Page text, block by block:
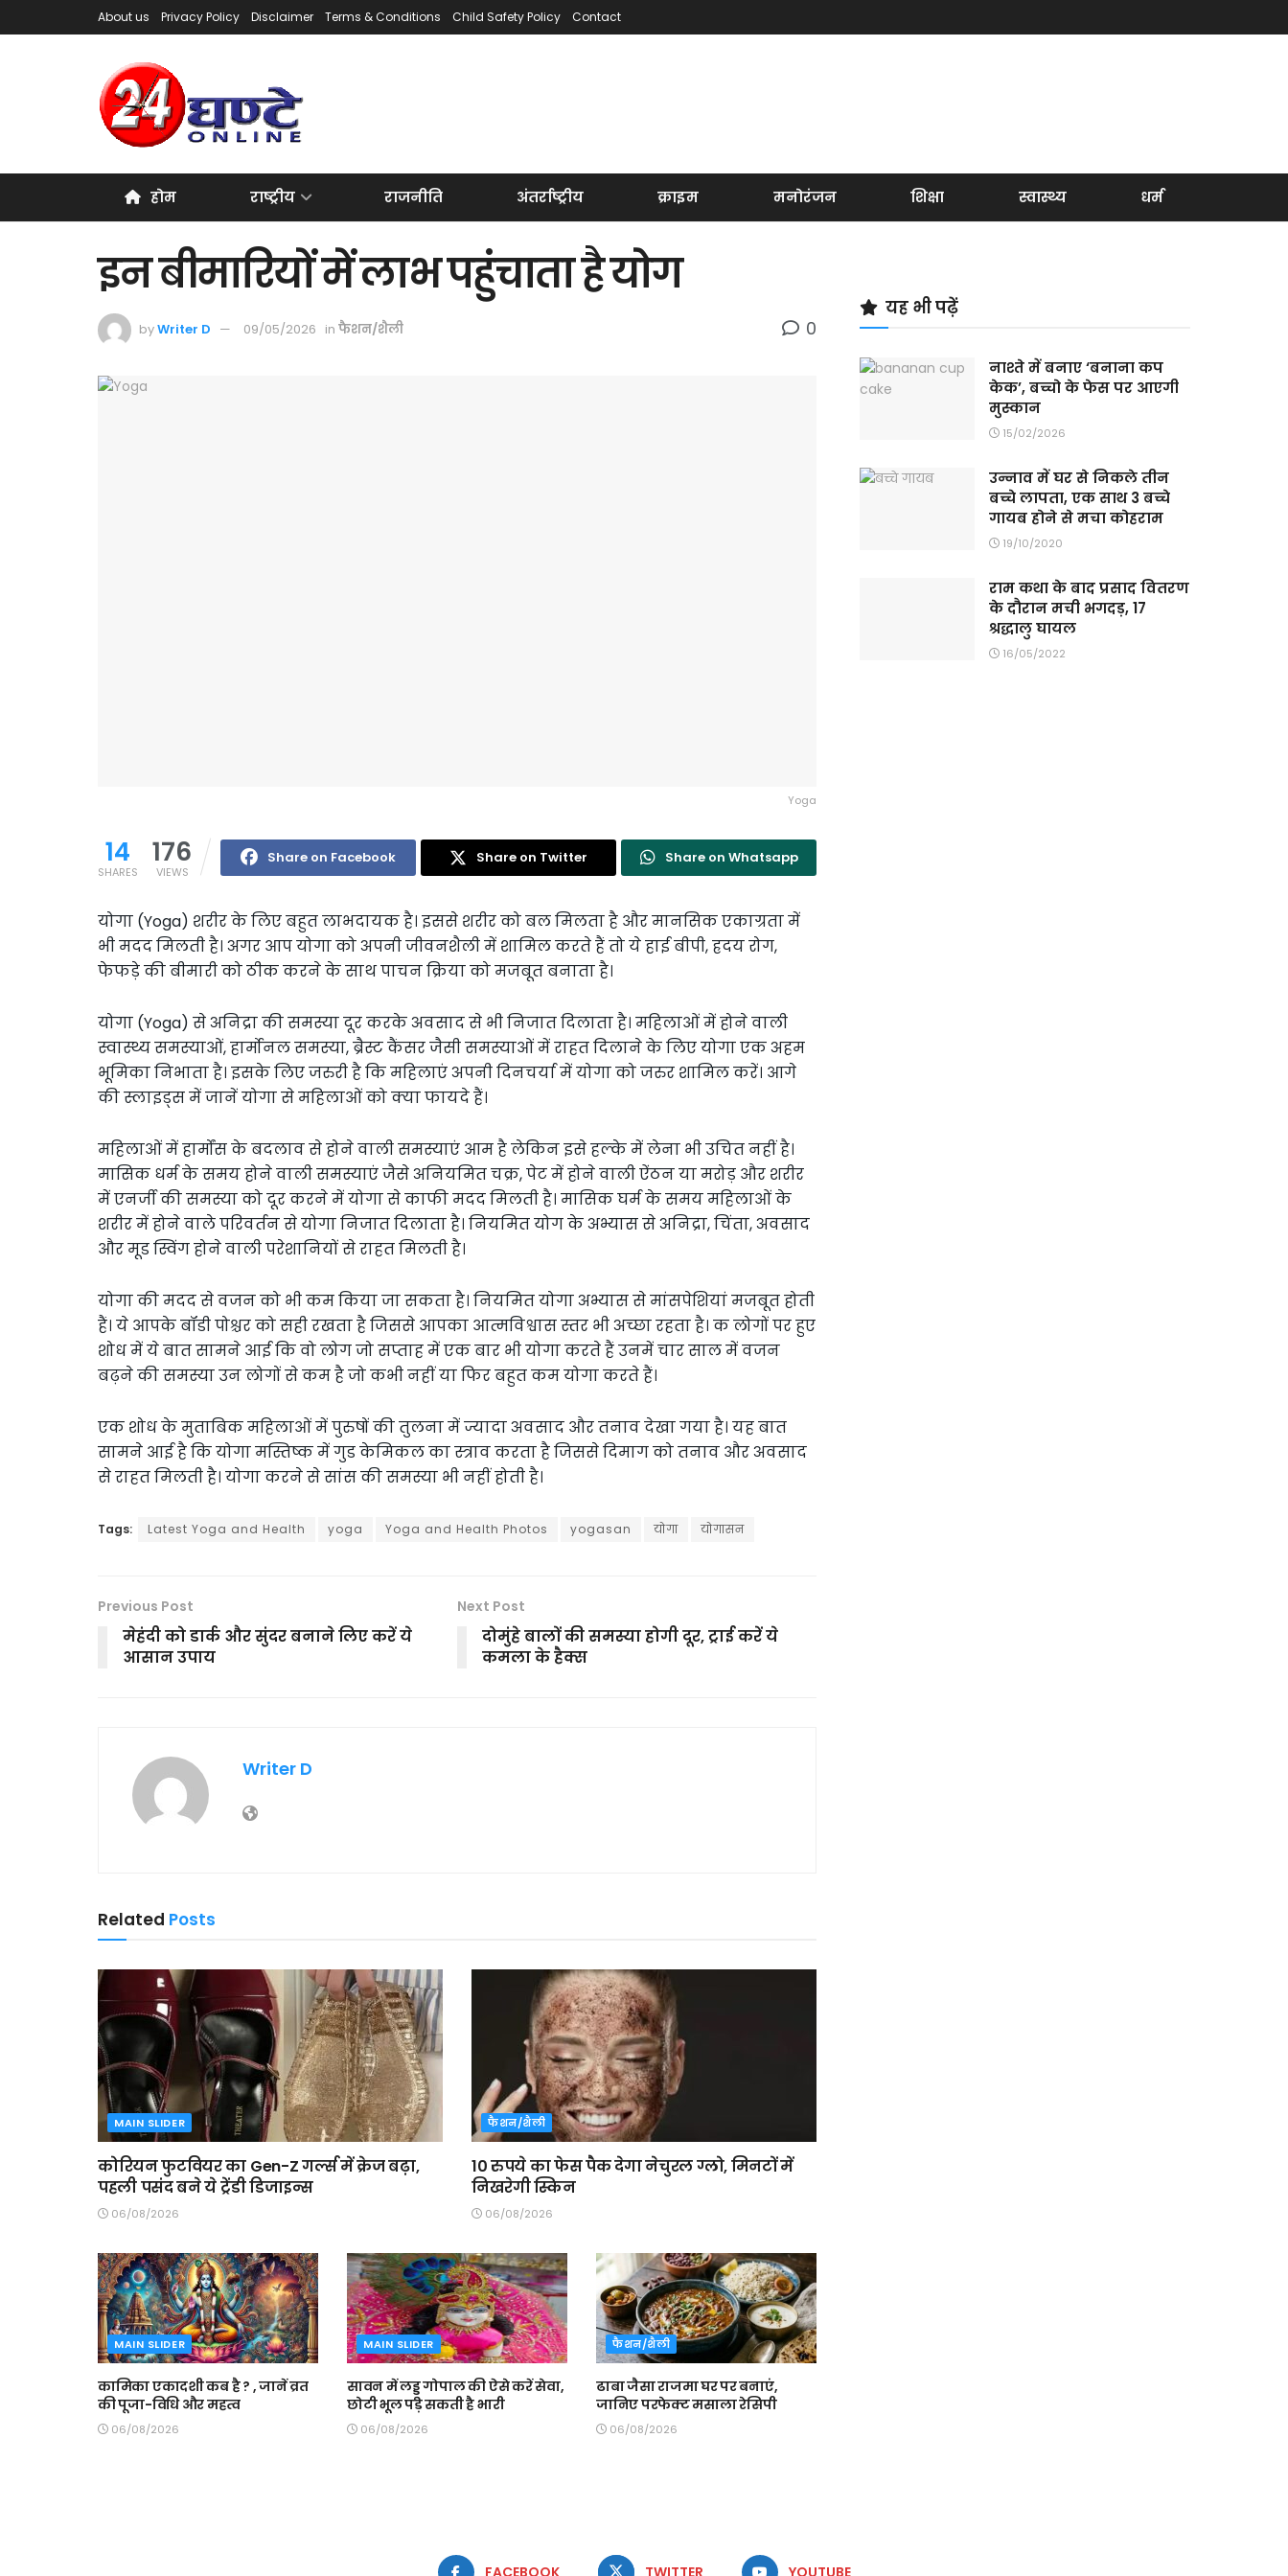
About us Privacy Policy Disclaimer Terms & Conditions Child Safety Policy Contact
होम राष्ट्रीय राजनीति अंतर्राष्ट्रीय क्राइम मनोरंजन शिक्षा स्वास्थ्य धर्म
इन बीमारियों में लाभ पहुंचाता है योग
byWriter D 09/05/2026 in फैशन/शैली 0
Yoga
14
SHARES
176
VIEWS
Share on Facebook Share on Twitter Share on Whatsapp
योगा (Yoga) शरीर के लिए बहुत लाभदायक है। इससे शरीर को बल मिलता है और मानसिक एकाग्रता में
भी मदद मिलती है। अगर आप योगा को अपनी जीवनशैली में शामिल करते हैं तो ये हाई बीपी, ह्रदय रोग,
फेफड़े की बीमारी को ठीक करने के साथ पाचन क्रिया को मजबूत बनाता है।
योगा (Yoga) से अनिद्रा की समस्या दूर करके अवसाद से भी निजात दिलाता है। महिलाओं में होने वाली
स्वास्थ्य समस्याओं, हार्मोनल समस्या, ब्रैस्ट कैंसर जैसी समस्याओं में राहत दिलाने के लिए योगा एक अहम
भूमिका निभाता है। इसके लिए जरुरी है कि महिलाएं अपनी दिनचर्या में योगा को जरुर शामिल करें। आगे
की स्लाइड्स में जानें योगा से महिलाओं को क्या फायदे हैं।
महिलाओं में हार्मोंस के बदलाव से होने वाली समस्याएं आम है लेकिन इसे हल्के में लेना भी उचित नहीं है।
मासिक धर्म के समय होने वाली समस्याएं जैसे अनियमित चक्र, पेट में होने वाली ऐंठन या मरोड़ और शरीर
में एनर्जी की समस्या को दूर करने में योगा से काफी मदद मिलती है। मासिक घर्म के समय महिलाओं के
शरीर में होने वाले परिवर्तन से योगा निजात दिलाता है। नियमित योग के अभ्यास से अनिद्रा, चिंता, अवसाद
और मूड स्विंग होने वाली परेशानियों से राहत मिलती है।
योगा की मदद से वजन को भी कम किया जा सकता है। नियमित योगा अभ्यास से मांसपेशियां मजबूत होती
हैं। ये आपके बॉडी पोश्चर को सही रखता है जिससे आपका आत्मविश्वास स्तर भी अच्छा रहता है। क लोगों पर हुए
शोध में ये बात सामने आई कि वो लोग जो सप्ताह में एक बार भी योगा करते हैं उनमें चार साल में वजन
बढ़ने की समस्या उन लोगों से कम है जो कभी नहीं या फिर बहुत कम योगा करते हैं।
एक शोध के मुताबिक महिलाओं में पुरुषों की तुलना में ज्यादा अवसाद और तनाव देखा गया है। यह बात
सामने आई है कि योगा मस्तिष्क में गुड केमिकल का स्त्राव करता है जिससे दिमाग को तनाव और अवसाद
से राहत मिलती है। योगा करने से सांस की समस्या भी नहीं होती है।
Tags: Latest Yoga and Health yoga Yoga and Health Photos yogasan योगा योगासन
Previous Post
मेहंदी को डार्क और सुंदर बनाने लिए करें ये
आसान उपाय
Next Post
दोमुंहे बालों की समस्या होगी दूर, ट्राई करें ये
कमला के हैक्स
Writer D
Related Posts
MAIN SLIDER
कोरियन फुटवियर का Gen-Z गर्ल्स में क्रेज बढ़ा,
पहली पसंद बने ये ट्रेंडी डिजाइन्स
06/08/2026
फैशन/शैली
10 रुपये का फेस पैक देगा नेचुरल ग्लो, मिनटों में
निखरेगी स्किन
06/08/2026
MAIN SLIDER
कामिका एकादशी कब है ? , जानें व्रत
की पूजा-विधि और महत्व
06/08/2026
MAIN SLIDER
सावन में लड्डू गोपाल की ऐसे करें सेवा,
छोटी भूल पड़ सकती है भारी
06/08/2026
फैशन/शैली
ढाबा जैसा राजमा घर पर बनाएं,
जानिए परफेक्ट मसाला रेसिपी
06/08/2026
यह भी पढ़ें
नाश्ते में बनाए ‘बनाना कप
केक’, बच्चो के फेस पर आएगी
मुस्कान
15/02/2026
उन्नाव में घर से निकले तीन
बच्चे लापता, एक साथ 3 बच्चे
गायब होने से मचा कोहराम
19/10/2020
राम कथा के बाद प्रसाद वितरण
के दौरान मची भगदड़, 17
श्रद्धालु घायल
16/05/2022
FACEBOOK TWITTER YOUTUBE